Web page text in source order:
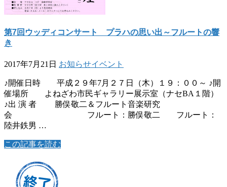
第7回ウッディコンサート プラハの思い出～フルートの響
き
2017年7月21日 お知らせイベント
♪開催日時 平成２９年7月２７日（木）１９：００～ ♪開
催場所 よねざわ市民ギャラリー展示室（ナセBA１階）
♪出 演 者 勝俣敬二＆フルート音楽研究
会 フルート：勝俣敬二 フルート：
陸井鉄男 …
この記事を読む